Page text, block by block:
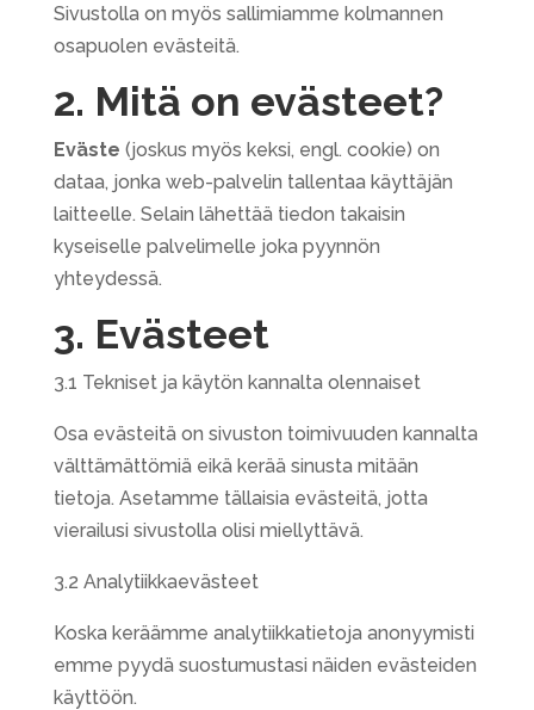
Sivustolla on myös sallimiamme kolmannen
osapuolen evästeitä.
2. Mitä on evästeet?
Eväste (joskus myös keksi, engl. cookie) on
dataa, jonka web-palvelin tallentaa käyttäjän
laitteelle. Selain lähettää tiedon takaisin
kyseiselle palvelimelle joka pyynnön
yhteydessä.
3. Evästeet
3.1 Tekniset ja käytön kannalta olennaiset
Osa evästeitä on sivuston toimivuuden kannalta
välttämättömiä eikä kerää sinusta mitään
tietoja. Asetamme tällaisia evästeitä, jotta
vierailusi sivustolla olisi miellyttävä.
3.2 Analytiikkaevästeet
Koska keräämme analytiikkatietoja anonyymisti
emme pyydä suostumustasi näiden evästeiden
käyttöön.